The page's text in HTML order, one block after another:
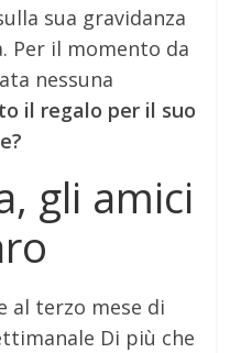
sua gravidanza
Per il momento da
nessuna
il regalo per il suo
gli amici
al terzo mese di
Di più che